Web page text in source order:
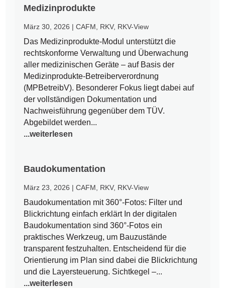
Medizinprodukte
März 30, 2026 |CAFM RKV, RKV-View
Das Medizinprodukte-Modul unterstützt die
rechtskonforme Verwaltung und Überwachung
aller medizinischen Geräte – auf Basis der
Medizinprodukte-Betreiberverordnung
(MPBetreibV). Besonderer Fokus liegt dabei auf
der vollständigen Dokumentation und
Nachweisführung gegenüber dem TÜV.
Abgebildet werden...
...weiterlesen
Baudokumentation
März 23, 2026 |CAFM RKV, RKV-View
Baudokumentation mit 360°-Fotos: Filter und
Blickrichtung einfach erklärt In der digitalen
Baudokumentation sind 360°-Fotos ein
praktisches Werkzeug, um Bauzustände
transparent festzuhalten. Entscheidend für die
Orientierung im Plan sind dabei die Blickrichtung
und die Layersteuerung. Sichtkegel –...
...weiterlesen